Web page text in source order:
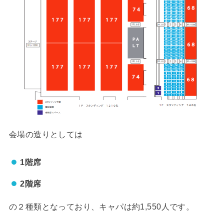
会場の造りとしては
1階席
2階席
の２種類となっており、キャパは約1,550人です。